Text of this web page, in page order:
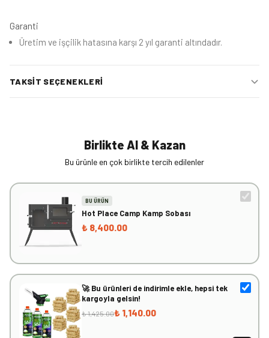
Garanti
Üretim ve işçilik hatasına karşı 2 yıl garanti altındadır.
TAKSIT SEÇENEKLERI
Birlikte Al & Kazan
Bu ürünle en çok birlikte tercih edilenler
BU ÜRÜN
Hot Place Camp Kamp Sobası
₺ 8,400.00
🚀 Bu ürünleri de indirimle ekle, hepsi tek
kargoyla gelsin!
₺ 1,425.00₺ 1,140.00